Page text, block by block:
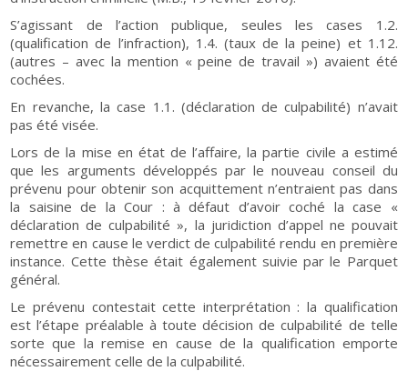
S’agissant de l’action publique, seules les cases 1.2.
(qualification de l’infraction), 1.4. (taux de la peine) et 1.12.
(autres – avec la mention « peine de travail ») avaient été
cochées.
En revanche, la case 1.1. (déclaration de culpabilité) n’avait
pas été visée.
Lors de la mise en état de l’affaire, la partie civile a estimé
que les arguments développés par le nouveau conseil du
prévenu pour obtenir son acquittement n’entraient pas dans
la saisine de la Cour : à défaut d’avoir coché la case «
déclaration de culpabilité », la juridiction d’appel ne pouvait
remettre en cause le verdict de culpabilité rendu en première
instance. Cette thèse était également suivie par le Parquet
général.
Le prévenu contestait cette interprétation : la qualification
est l’étape préalable à toute décision de culpabilité de telle
sorte que la remise en cause de la qualification emporte
nécessairement celle de la culpabilité.